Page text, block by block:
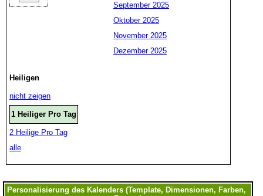
September 2025
Oktober 2025
November 2025
Dezember 2025
Heiligen
nicht zeigen
1 Heiliger Pro Tag
2 Heilige Pro Tag
alle